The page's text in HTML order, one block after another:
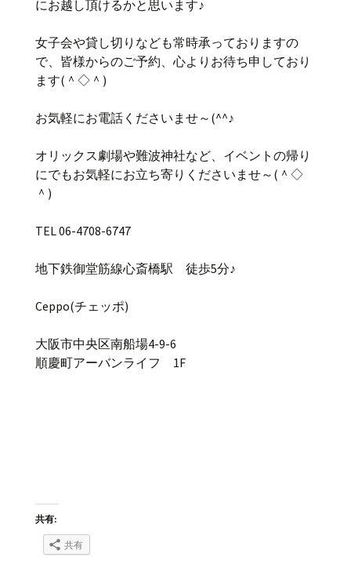
にお越し頂けるかと思います♪
女子会や貸し切りなども常時承っておりますの
で、皆様からのご予約、心よりお待ち申しており
ます(＾◇＾)
お気軽にお電話くださいませ～(^^♪
オリックス劇場や難波神社など、イベントの帰り
にでもお気軽にお立ち寄りくださいませ～(＾◇
＾)
TEL 06-4708-6747
地下鉄御堂筋線心斎橋駅 徒歩5分♪
Ceppo(チェッポ)
大阪市中央区南船場4-9-6
順慶町アーバンライフ 1F
共有:
共有